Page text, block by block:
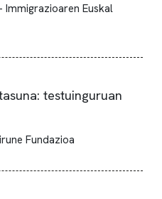
Immigrazioaren Euskal
testuinguruan
Fundazioa